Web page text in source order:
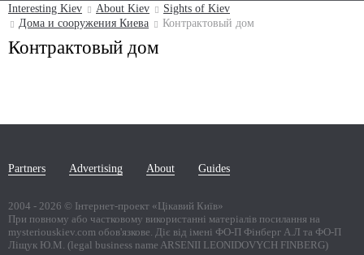
Interesting Kiev About Kiev
Sights of Kiev
Дома и сооружения Киева
Контрактовый дом
Контрактовый дом
Partners Advertising About Guides
2004 - 2026 © Інтернет-проект «Цікавий Київ»
При повному або частковому використанні матеріалів посилання на
mysteriouskiev.com обов'язкове. Діє від імені ФО-П Фінберг А.Л та ФО-П
Ліщук Ю.М. (legal business name ARSENII LEONIDOVYCH FINBERG)